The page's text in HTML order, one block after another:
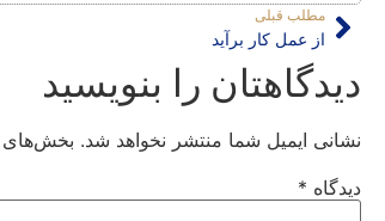
مطلب قبلی
از عمل کار برآید
دیدگاهتان را بنویسید
نشانی ایمیل شما منتشر نخواهد شد. بخش‌های
دیدگاه *